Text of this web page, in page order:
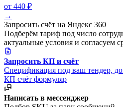
от 440 ₽
→
Запросить счёт на Яндекс 360
Подберём тариф под число
актуальные условия и согласуем
Запросить КП и счёт
Спецификация под ваш тендер,
КП счёт формуляр
Написать в мессенджер